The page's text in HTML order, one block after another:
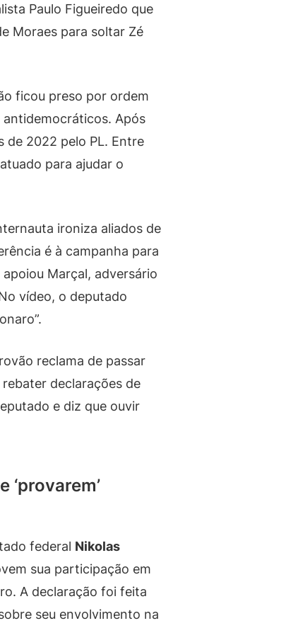
Paulo Figueiredo que
Moraes para soltar Zé
ficou preso por ordem
antidemocráticos. Após
de 2022 pelo PL. Entre
para ajudar o
ironiza aliados de
é à campanha para
Marçal, adversário
vídeo, o deputado
reclama de passar
declarações de
e diz que ouvir
‘provarem’
federal Nikolas
sua participação em
A declaração foi feita
seu envolvimento na